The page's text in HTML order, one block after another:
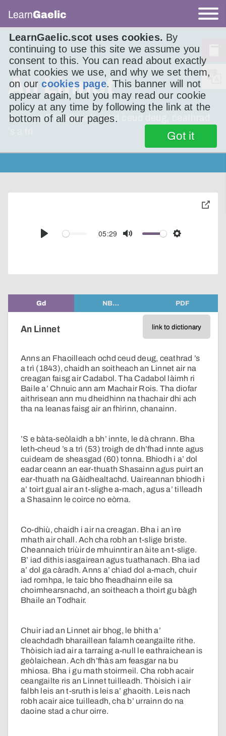
LearnGaelic.scot uses cookies. By
continuing to use this site we assume you
consent to this. You can read about exactly
what cookies we use, and why we set them,
on ourcookies page. This banner will not
appear again, but you may read our cookie
policy at any time by following the link at the
bottom of all our pages.
Got it
LearnGaelic
An Linnet
Anns an Fhaoilleach ochd ceud deug, ceathrad
Play
05:29
Mute Settings
toggle
Gd NB… PDF
link to dictionary
An Linnet
Anns an Fhaoilleach ochd ceud deug, ceathrad ’s
a trì (1843), chaidh an soitheach an Linnet air na
creagan faisg air Cadabol. Tha Cadabol làimh ri
Baile a’ Chnuic ann am Machair Rois. Tha diofar
aithrisean ann mu dheidhinn na thachair dhi ach
tha na leanas faisg air an fhìrinn, chanainn.
’S e bàta-seòlaidh a bh’ innte, le dà chrann. Bha
leth-cheud ’s a trì (53) troigh de dh’fhad innte agus
cuideam de sheasgad (60) tonna. Bhiodh i a’ dol
eadar ceann an ear-thuath Shasainn agus puirt an
ear-thuath na Gàidhealtachd. Uaireannan bhiodh i
a’ toirt gual air an t-slighe a-mach, agus a’ tilleadh
a Shasainn le coirce no eòrna.
Co-dhiù, chaidh i air na creagan. Bha i an ìre
mhath air chall. Ach cha robh an t-slige briste.
Cheannaich triùir de mhuinntir an àite an t-slige.
B’ iad dithis iasgairean agus tuathanach. Bha iad
a’ dol ga càradh. Anns a’ chiad dol a-mach, chuir
iad romhpa, le taic bho fheadhainn eile sa
choimhearsnachd, an soitheach a thoirt gu bàgh
Bhaile an Todhair.
Chuir iad an Linnet air bhog, le bhith a’
cleachdadh bharaillean falamh ceangailte rithe.
Thòisich iad air a tarraing a-null le eathraichean is
geòlaichean. Ach dh’fhàs am feasgar na bu
mhiosa. Bha i gu math stoirmeil. Cha robh acair
ceangailte ris an Linnet tuilleadh. Thòisich i air
falbh leis an t-sruth is leis a’ ghaoith. Leis nach
robh acair aice tuilleadh, cha b’ urrainn do na
daoine stad a chur oirre.